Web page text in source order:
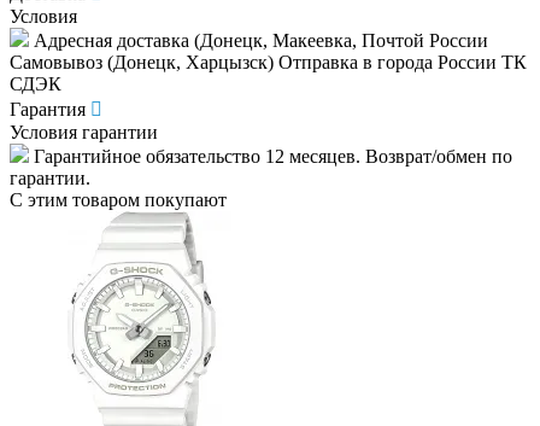
Условия
Адресная доставка (Донецк, Макеевка, Почтой России
Самовывоз (Донецк, Харцызск) Отправка в города России ТК
СДЭК
Гарантия
Условия гарантии
Гарантийное обязательство 12 месяцев. Возврат/обмен по
гарантии.
С этим товаром покупают